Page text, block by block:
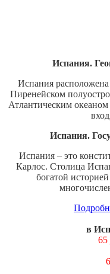
Испания.
Испания
Пиренейском
Атлантическим
Испания.
Испания – это
Карлос. Столица
богатой
в
65
6